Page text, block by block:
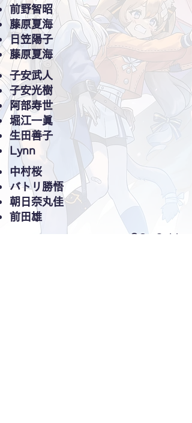
前野智昭
藤原夏海
日笠陽子
藤原夏海
子安武人
子安光樹
阿部寿世
堀江一眞
生田善子
Lynn
中村桜
バトリ勝悟
朝日奈丸佳
前田雄
©CreSpirit